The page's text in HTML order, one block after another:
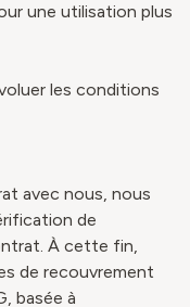
une utilisation plus
les conditions
avec nous, nous
de
À cette fin,
de recouvrement
basée à